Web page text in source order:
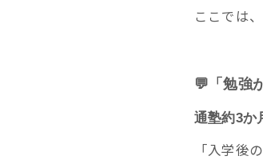
ここでは
💬「勉強
通塾約3か
「入学後